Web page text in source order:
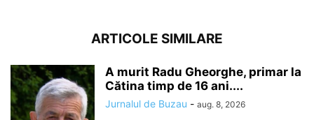
ARTICOLE SIMILARE
A murit Radu Gheorghe, primar la
Cătina timp de 16 ani....
Jurnalul de Buzau - aug. 8, 2026